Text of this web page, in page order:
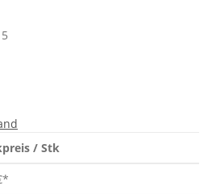
/ Stk
*